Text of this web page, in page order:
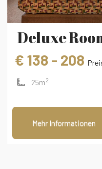
Deluxe
€ 138 - 208
25m2
Mehr Informationen